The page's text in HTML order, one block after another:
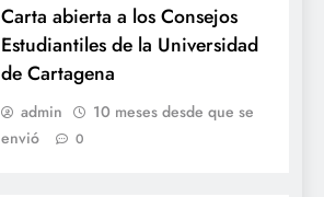
Carta abierta a los Consejos
Estudiantiles de la Universidad
de Cartagena
admin
10 meses desde que se
envió
0